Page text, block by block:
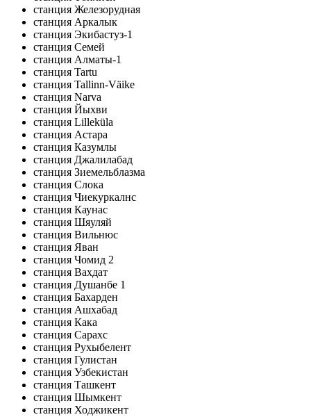
станция Железорудная
станция Аркалык
станция Экибастуз-1
станция Семей
станция Алматы-1
станция Tartu
станция Tallinn-Väike
станция Narva
станция Йыхви
станция Lilleküla
станция Астара
станция Казумлы
станция Джалилабад
станция Зиемельблазма
станция Слока
станция Чиекуркалнс
станция Каунас
станция Шяуляй
станция Вильнюс
станция Яван
станция Чомид 2
станция Вахдат
станция Душанбе 1
станция Бахарден
станция Ашхабад
станция Кака
станция Сарахс
станция Рухыбелент
станция Гулистан
станция Узбекистан
станция Ташкент
станция Шымкент
станция Ходжикент